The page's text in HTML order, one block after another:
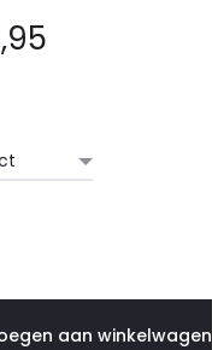
aan winkelwagen